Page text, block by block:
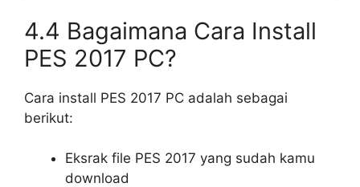
4.4 Bagaimana Cara Install
PES 2017 PC?
Cara install PES 2017 PC adalah sebagai
berikut:
Eksrak file PES 2017 yang sudah kamu
download